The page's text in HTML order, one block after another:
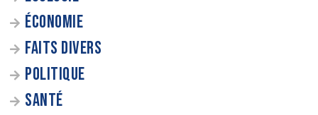
ÉCONOMIE
FAITS DIVERS
POLITIQUE
SANTÉ